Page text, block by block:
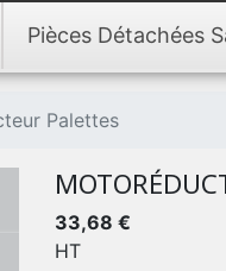
Pièces Détachées
Palettes
33,68 €
HT